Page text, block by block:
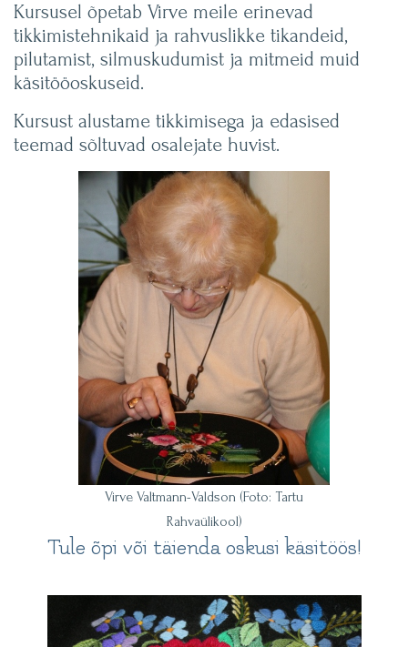
Kursusel õpetab Virve meile erinevad
tikkimistehnikaid ja rahvuslikke tikandeid,
pilutamist, silmuskudumist ja mitmeid muid
käsitööoskuseid.
Kursust alustame tikkimisega ja edasised
teemad sõltuvad osalejate huvist.
Virve Valtmann-Valdson (Foto: Tartu
Rahvaülikool)
Tule õpi või täienda oskusi käsitöös!